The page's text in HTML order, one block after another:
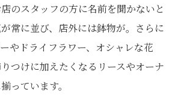
のスタッフの方に名前を聞かないと
常に並び、店外には鉢物が。さらに
やドライフラワー、オシャレな花
つけに加えたくなるリースやオーナ
っています。